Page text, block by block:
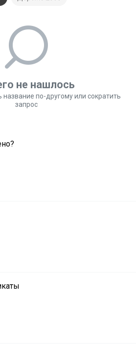
не нашлось
название по-другому или сократить
запрос